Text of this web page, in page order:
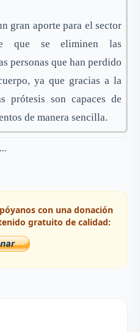
gran aporte para el sector
que se eliminen las
personas que han perdido
ya que gracias a la
prótesis son capaces de
de manera sencilla.
...
con una donación
gratuito de calidad: